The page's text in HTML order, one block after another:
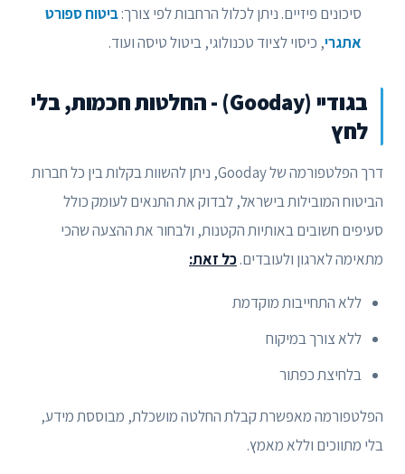
סיכונים פיזיים. ניתן לכלול הרחבות לפי צורך:ביטוח ספורט
אתגרי, כיסוי לציוד טכנולוגי, ביטול טיסה ועוד.
בגודיי (Gooday) - החלטות חכמות, בלי
לחץ
דרך הפלטפורמה של Gooday, ניתן להשוות בקלות בין כל חברות
הביטוח המובילות בישראל, לבדוק את התנאים לעומק כולל
סעיפים חשובים באותיות הקטנות, ולבחור את ההצעה שהכי
מתאימה לארגון ולעובדים.כל זאת:
ללא התחייבות מוקדמת
ללא צורך במיקוח
בלחיצת כפתור
הפלטפורמה מאפשרת קבלת החלטה מושכלת, מבוססת מידע,
בלי מתווכים וללא מאמץ.